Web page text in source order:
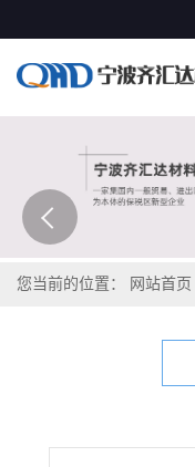
您当前的位置： 网站首页